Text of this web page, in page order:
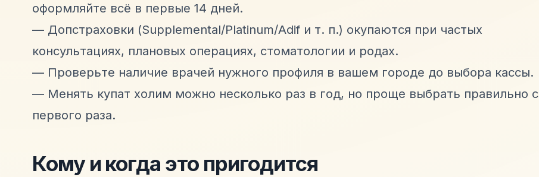
оформляйте всё в первые 14 дней.
— Допстраховки (Supplemental/Platinum/Adif и т. п.) окупаются при частых
консультациях, плановых операциях, стоматологии и родах.
— Проверьте наличие врачей нужного профиля в вашем городе до выбора кассы.
— Менять купат холим можно несколько раз в год, но проще выбрать правильно с
первого раза.
Кому и когда это пригодится